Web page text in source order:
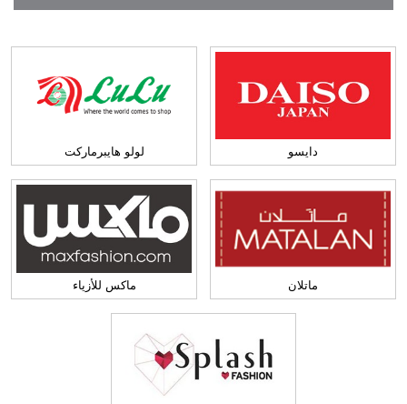
دايسو لولو هايبرماركت
ماتلان ماكس للأزياء